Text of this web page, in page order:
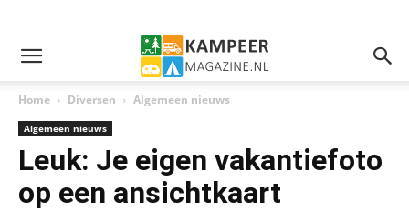
Home Diversen Algemeen nieuws
Algemeen nieuws
Leuk: Je eigen vakantiefoto
op een ansichtkaart